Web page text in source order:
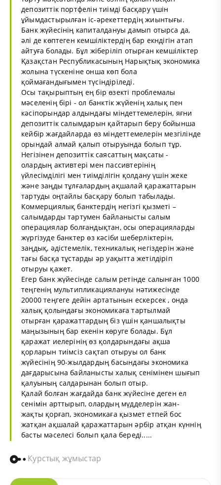
депозиттік портфелін тиімді басқару үшін
ұйымдастырылған іс-әрекеттердің жиынтығы.
Банк жүйесінің капиталдануы дамып отырса да,
әлі де көптеген кемшіліктердің бар екндігін атап
айтуға болады. Бұл жіберіліп отырған кемшіліктер
Қазақстан Республикасының Нарықтық экономика
жолына түскеніне онша көп бола
қоймағандығымен түсіндіріледі.
Осы тақырыптың ең бір өзекті проблемалы
мәселенің бірі - ол банктік жүйенің халық пен
кәсіпорындар алдындағы міндеттемелерін, яғни
депозиттік салымдарын қайтарып беру бойынша
кейбір жағдайларда өз міндеттемелерін мезгілінде
орындай алмай қалып отыруында болып тұр.
Негізінен депозиттік саясаттың мақсаты -
олардың активтері мен пассивтерінің
үйлесімділігі мен тиімділігін қолдану үшін жеке
және заңды тұлғалардың ақшалай қаражаттарын
тартуды оңтайлы басқару болып табылады.
Коммерциялық банктердің негізгі қызметі –
салымдарды тартумен байланысты салым
операциялар болғандықтан, осы операцияларды
жүргізуде банктер өз кәсіби шеберліктерін,
заңдық, әдістемелік, техникалық негіздерін және
тағы басқа тұстарды әр уақытта жетілдіріп
отыруы қажет.
Егер банк жүйесінде салым ретінде салынған 1000
теңгенің мультипликациялануы нәтижесінде
20000 теңгеге дейін артатынын ескерсек , онда
халық қолындағы экономикаға тартылмай
отырған қаражаттардың біз үшін қаншалықты
маңызының бар екенін көруге болады. Бұл
қаражат иелерінің өз қолдарындағы ақша
қорларын тиімсіз сақтап отыруы ол банк
жүйесінің 90-жылдардың басындағы экономика
дағдарысына байланысты халық сенімінен шығып
қалуының салдарынан болып отыр.
Қалай болған жағдайда банк жүйесіне деген ел
сенімін арттырып, олардың мүдделерін жан-
жақты қорғап, экономикаға қызмет етпей бос
жатқан ақшалай қаражаттарын әрбір атқан күннің
басты мәселесі болып қала береді.....
Курстық жұмыстар